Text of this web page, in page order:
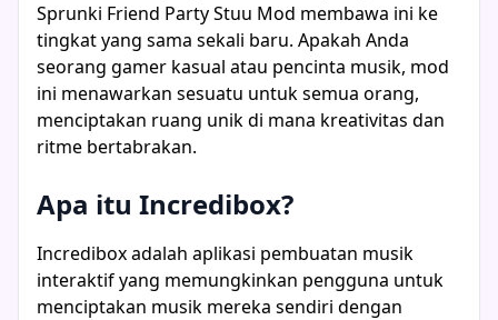
Sprunki Friend Party Stuu Mod membawa ini ke
tingkat yang sama sekali baru. Apakah Anda
seorang gamer kasual atau pencinta musik, mod
ini menawarkan sesuatu untuk semua orang,
menciptakan ruang unik di mana kreativitas dan
ritme bertabrakan.
Apa itu Incredibox?
Incredibox adalah aplikasi pembuatan musik
interaktif yang memungkinkan pengguna untuk
menciptakan musik mereka sendiri dengan